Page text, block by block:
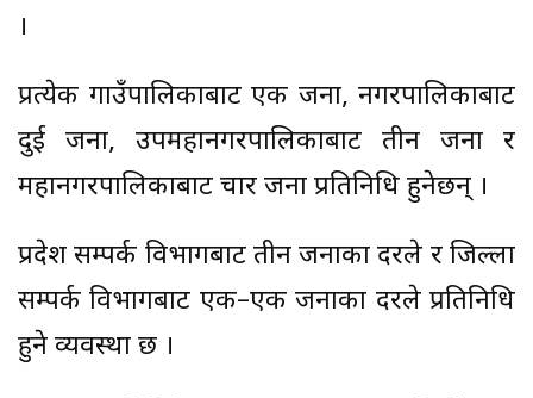
।
प्रत्येक गाउँपालिकाबाट एक जना, नगरपालिकाबाट
दुई जना, उपमहानगरपालिकाबाट तीन जना र
महानगरपालिकाबाट चार जना प्रतिनिधि हुनेछन् ।
प्रदेश सम्पर्क विभागबाट तीन जनाका दरले र जिल्ला
सम्पर्क विभागबाट एक–एक जनाका दरले प्रतिनिधि
हुने व्यवस्था छ ।